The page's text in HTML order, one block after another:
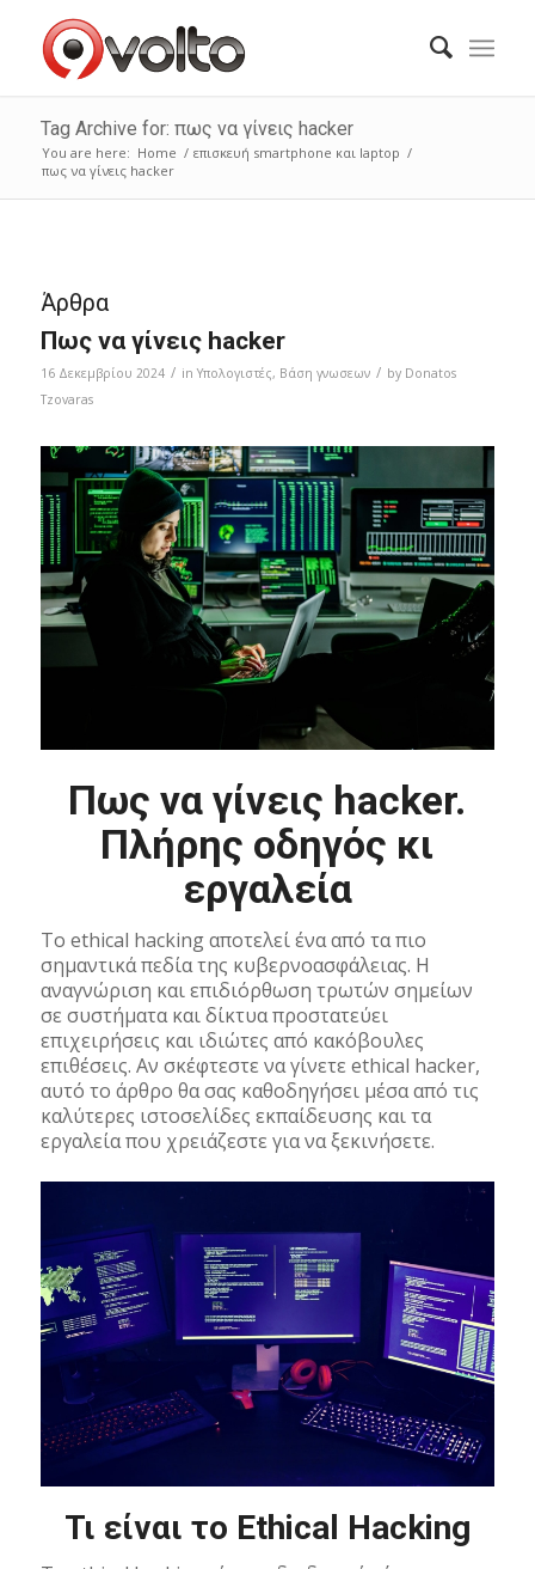
Tag Archive for: πως να γίνεις hacker
You are here: Home / επισκευή smartphone και laptop /
πως να γίνεις hacker
Άρθρα
Πως να γίνεις hacker
16 Δεκεμβρίου 2024 / in Υπολογιστές, Bάση γνωσεων / by Donatos
Tzovaras
Πως να γίνεις hacker.
Πλήρης οδηγός κι
εργαλεία
Το ethical hacking αποτελεί ένα από τα πιο
σημαντικά πεδία της κυβερνοασφάλειας. Η
αναγνώριση και επιδιόρθωση τρωτών σημείων
σε συστήματα και δίκτυα προστατεύει
επιχειρήσεις και ιδιώτες από κακόβουλες
επιθέσεις. Αν σκέφτεστε να γίνετε ethical hacker,
αυτό το άρθρο θα σας καθοδηγήσει μέσα από τις
καλύτερες ιστοσελίδες εκπαίδευσης και τα
εργαλεία που χρειάζεστε για να ξεκινήσετε.
Τι είναι το Ethical Hacking